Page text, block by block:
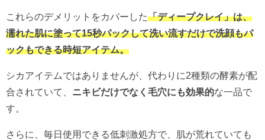
これらのデメリットをカバーした「ディープクレイ」は、
濡れた肌に塗って15秒パックして洗い流すだけで洗顔もパ
ックもできる時短アイテム。
シカアイテムではありませんが、代わりに2種類の酵素が配
合されていて、
ニキビだけでなく毛穴にも効果的な一品で
す。
さらに、毎日使用できる低刺激処方で、肌が荒れていても